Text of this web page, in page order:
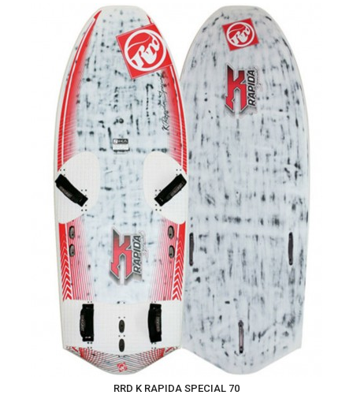
RRD K RAPIDA SPECIAL 70